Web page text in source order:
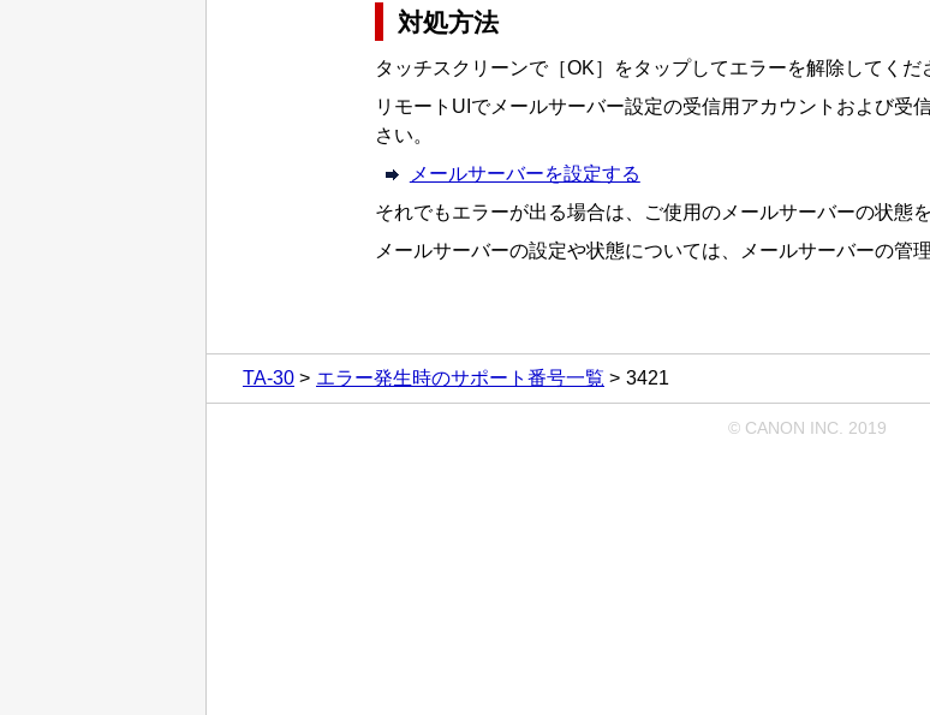
対処方法
タッチスクリーンで［OK］をタップしてエラーを解除してくだ
リモートUIでメールサーバー設定の受信用アカウントおよび受
さい。
メールサーバーを設定する
それでもエラーが出る場合は、ご使用のメールサーバーの状態
メールサーバーの設定や状態については、メールサーバーの管
TA-30 エラー発生時のサポート番号一覧 3421
© CANON INC. 2019